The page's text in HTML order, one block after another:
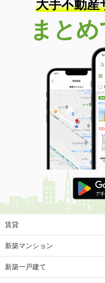
大手不動産
まとめ
賃貸
新築マンション
新築一戸建て